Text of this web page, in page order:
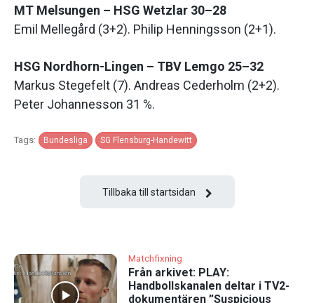
MT Melsungen – HSG Wetzlar 30–28
Emil Mellegård (3+2). Philip Henningsson (2+1).
HSG Nordhorn-Lingen – TBV Lemgo 25–32
Markus Stegefelt (7). Andreas Cederholm (2+2).
Peter Johannesson 31 %.
Tags: Bundesliga SG Flensburg-Handewitt
Tillbaka till startsidan
Matchfixning
Från arkivet: PLAY:
Handbollskanalen deltar i TV2-
dokumentären ”Suspicious